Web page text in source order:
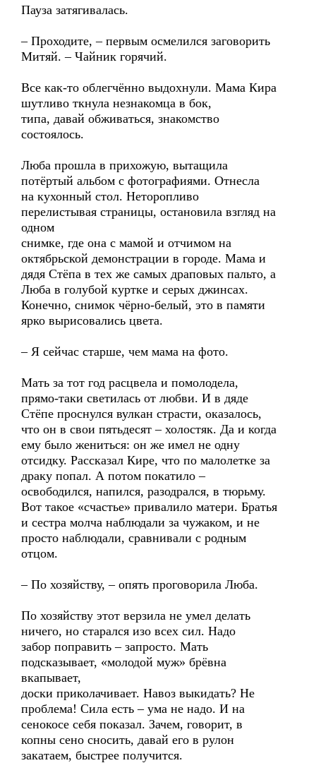
Пауза затягивалась.
– Проходите, – первым осмелился заговорить
Митяй. – Чайник горячий.
Все как-то облегчённо выдохнули. Мама Кира
шутливо ткнула незнакомца в бок,
типа, давай обживаться, знакомство
состоялось.
Люба прошла в прихожую, вытащила
потёртый альбом с фотографиями. Отнесла
на кухонный стол. Неторопливо
перелистывая страницы, остановила взгляд на
одном
снимке, где она с мамой и отчимом на
октябрьской демонстрации в городе. Мама и
дядя Стёпа в тех же самых драповых пальто, а
Люба в голубой куртке и серых джинсах.
Конечно, снимок чёрно-белый, это в памяти
ярко вырисовались цвета.
– Я сейчас старше, чем мама на фото.
Мать за тот год расцвела и помолодела,
прямо-таки светилась от любви. И в дяде
Стёпе проснулся вулкан страсти, оказалось,
что он в свои пятьдесят – холостяк. Да и когда
ему было жениться: он же имел не одну
отсидку. Рассказал Кире, что по малолетке за
драку попал. А потом покатило –
освободился, напился, разодрался, в тюрьму.
Вот такое «счастье» привалило матери. Братья
и сестра молча наблюдали за чужаком, и не
просто наблюдали, сравнивали с родным
отцом.
– По хозяйству, – опять проговорила Люба.
По хозяйству этот верзила не умел делать
ничего, но старался изо всех сил. Надо
забор поправить – запросто. Мать
подсказывает, «молодой муж» брёвна
вкапывает,
доски приколачивает. Навоз выкидать? Не
проблема! Сила есть – ума не надо. И на
сенокосе себя показал. Зачем, говорит, в
копны сено сносить, давай его в рулон
закатаем, быстрее получится.